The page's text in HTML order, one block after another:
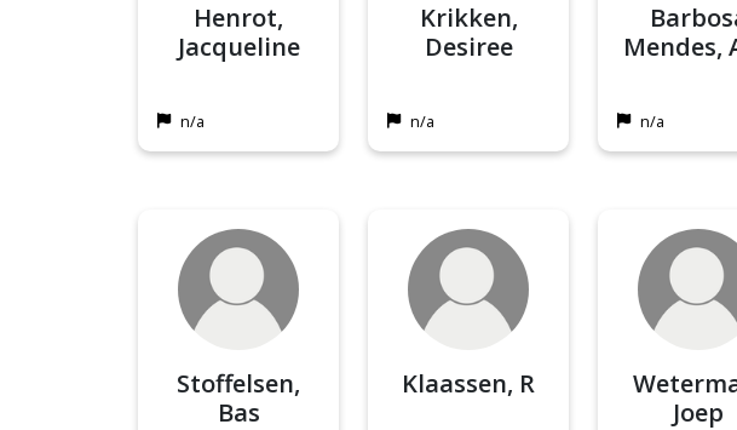
Henrot,
Jacqueline
n/a
Krikken,
Desiree
n/a
Mendes,
n/a
Stoffelsen,
Bas
Klaassen, R
Joep